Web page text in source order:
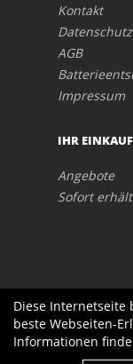
Kontakt
Datenschutz
AGB
Impressum
IHR EINKAUF
Angebote
Sofort
Diese Internetseite
beste Webseiten-
Informationen